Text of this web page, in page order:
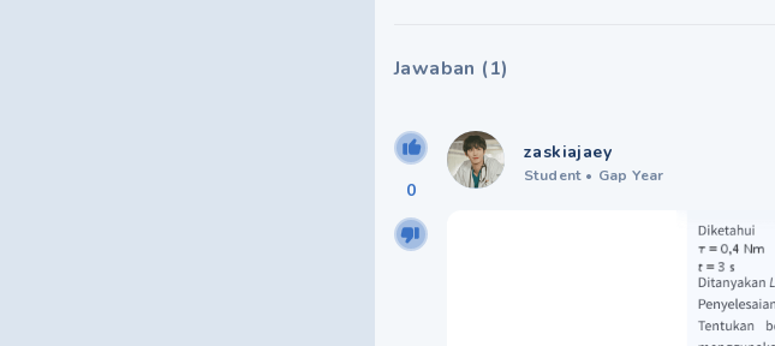
Jawaban (1)
0
zaskiajaey
Student • Gap Year